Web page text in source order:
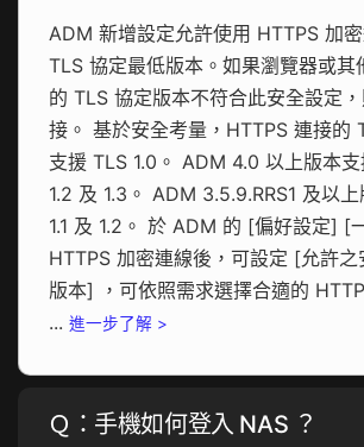
ADM 新增設定允許使用 HTTPS 加
TLS 協定最低版本。如果瀏覽器或
的 TLS 協定版本不符合此安全設定
接。 基於安全考量，HTTPS 連接的
支援 TLS 1.0。 ADM 4.0 以上版本支
1.2 及 1.3。 ADM 3.5.9.RRS1 及以
1.1 及 1.2。 於 ADM 的 [偏好設定] [
HTTPS 加密連線後，可設定 [允許
版本] ，可依照需求選擇合適的
... 進一步了解 >
Ｑ：手機如何登入 NAS ？